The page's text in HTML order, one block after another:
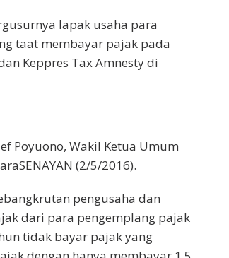
lapak usaha para
taat membayar pajak pada
Keppres Tax Amnesty di
Poyuono, Wakil Ketua Umum
(2/5/2016).
pengusaha dan
dari para pengemplang pajak
tidak bayar pajak yang